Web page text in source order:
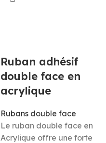
Ruban adhésif
double face en
acrylique
Rubans double face
Le ruban double face en
Acrylique offre une forte